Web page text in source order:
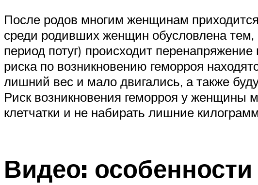
После родов многим женщинам приходится
среди родивших женщин обусловлена тем,
период потуг) происходит
риска по возникновению геморроя
лишний вес и мало двигались, а также
Риск возникновения геморроя у женщины
клетчатки и не набирать лишние
Видео: